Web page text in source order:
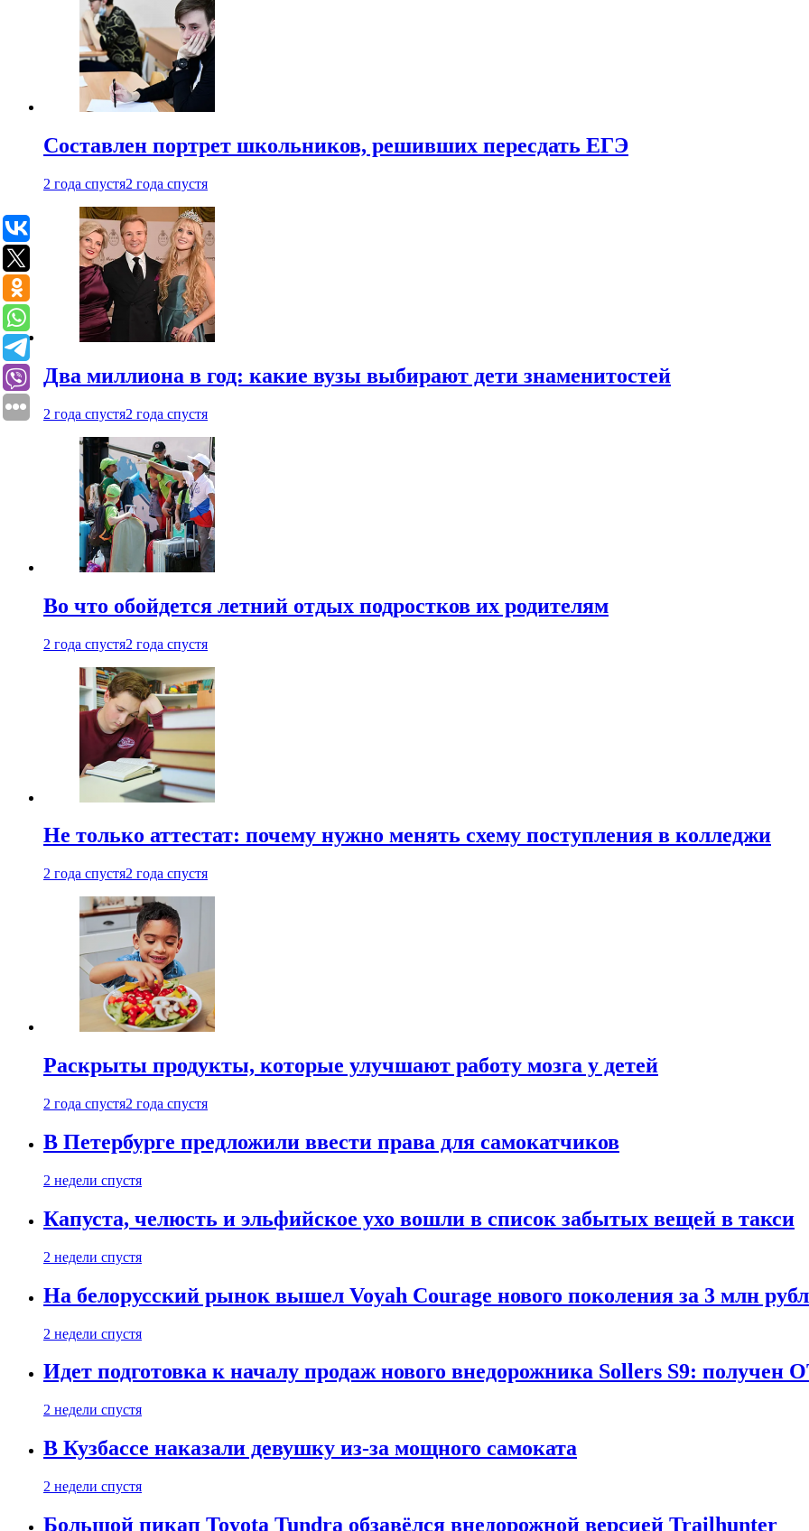
Составлен портрет школьников, решивших пересдать ЕГЭ
2 года спустя2 года спустя
Два миллиона в год: какие вузы выбирают дети знаменитостей
2 года спустя2 года спустя
Во что обойдется летний отдых подростков их родителям
2 года спустя2 года спустя
Не только аттестат: почему нужно менять схему поступления в колледжи
2 года спустя2 года спустя
Раскрыты продукты, которые улучшают работу мозга у детей
2 года спустя2 года спустя
В Петербурге предложили ввести права для самокатчиков
2 недели спустя
Капуста, челюсть и эльфийское ухо вошли в список забытых вещей в такси
2 недели спустя
На белорусский рынок вышел Voyah Courage нового поколения за 3 млн
2 недели спустя
Идет подготовка к началу продаж нового внедорожника Sollers S9: получен
2 недели спустя
В Кузбассе наказали девушку из-за мощного самоката
2 недели спустя
Большой пикап Toyota Tundra обзавёлся внедорожной версией Trailhunter